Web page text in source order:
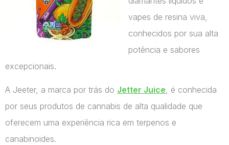
vapes de resina viva,
conhecidos por sua alta
potência e sabores
excepcionais.
A Jeeter, a marca por trás do Jetter Juice, é conhecida
por seus produtos de cannabis de alta qualidade que
oferecem uma experiência rica em terpenos e
canabinoides.